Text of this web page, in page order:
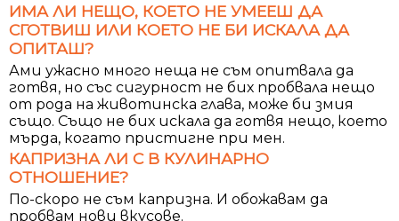
ИМА ЛИ НЕЩО, КОЕТО НЕ УМЕЕШ ДА
СГОТВИШ ИЛИ КОЕТО НЕ БИ ИСКАЛА ДА
ОПИТАШ?
Ами ужасно много неща не съм опитвала да
готвя, но със сигурност не бих пробвала нещо
от рода на животинска глава, може би змия
също. Също не бих искала да готвя нещо, което
мърда, когато пристигне при мен.
КАПРИЗНА ЛИ С В КУЛИНАРНО
ОТНОШЕНИЕ?
По-скоро не съм капризна. И обожавам да
пробвам нови вкусове.